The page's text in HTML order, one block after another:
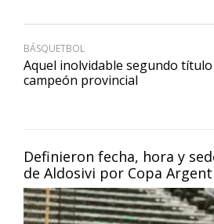
Definieron fecha, hora y
de Aldosivi por Copa
BÁSQUETBOL
Aquel inolvidable segundo título
campeón provincial